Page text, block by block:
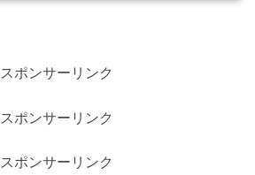
スポンサーリンク
スポンサーリンク
スポンサーリンク